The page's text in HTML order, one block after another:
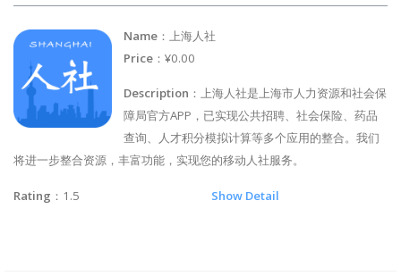
Name ：上海人社
Price ：¥0.00
Description ：上海人社是上海市人力资源和社会保
障局官方APP，已实现公共招聘、社会保险、药品
查询、人才积分模拟计算等多个应用的整合。我们
将进一步整合资源，丰富功能，实现您的移动人社服务。
Rating ：1.5 Show Detail